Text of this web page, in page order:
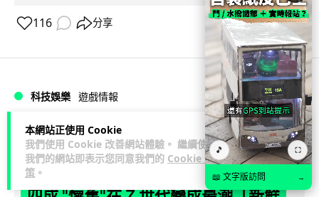
本網站正使用 Cookie
我們使用 Cookie 改善網站體驗。 繼續使用
我們的網站即表示您同意我們的 Cookie 政
策 。
116 分享
科技娛樂 遊戲情報
Lawton 2 日
日本二手遊戲店減 90% 門市 業績反增
🎵 ⛶
📖 文字版訪問 →